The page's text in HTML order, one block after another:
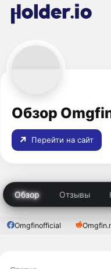
Обзор
Перейти на сайт
Обзор Отзывы
Omgfinofficial